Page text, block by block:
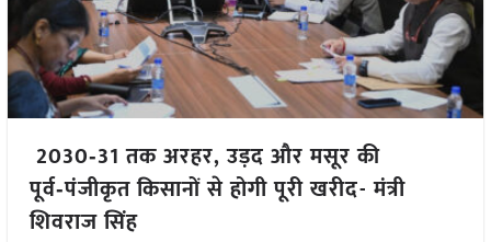
2030‑31 तक अरहर, उड़द और मसूर की
पूर्व‑पंजीकृत किसानों से होगी पूरी खरीद- मंत्री
शिवराज सिंह